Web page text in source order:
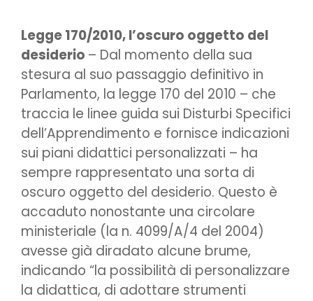
Legge 170/2010, l’oscuro oggetto del
desiderio – Dal momento della sua
stesura al suo passaggio definitivo in
Parlamento, la legge 170 del 2010 – che
traccia le linee guida sui Disturbi Specifici
dell’Apprendimento e fornisce indicazioni
sui piani didattici personalizzati – ha
sempre rappresentato una sorta di
oscuro oggetto del desiderio. Questo è
accaduto nonostante una circolare
ministeriale (la n. 4099/A/4 del 2004)
avesse già diradato alcune brume,
indicando “la possibilità di personalizzare
la didattica, di adottare strumenti